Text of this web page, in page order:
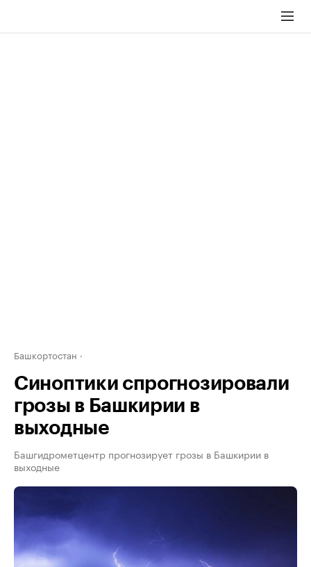
Башкортостан
Синоптики спрогнозировали
грозы в Башкирии в
выходные
Башгидрометцентр прогнозирует грозы в Башкирии в
выходные